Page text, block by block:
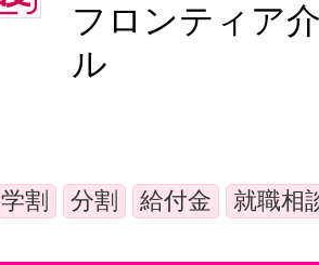
体験レッス
フロンティア
ル
学割 分割 給付金 就職相